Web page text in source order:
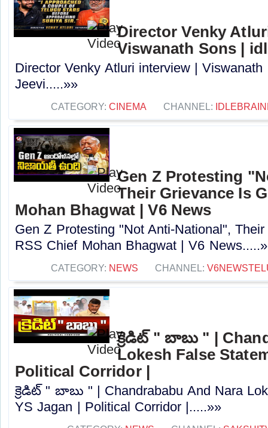
Director Venky
Viswanath Sons |
Director Venky Atluri interview |
Jeevi.....»»
CATEGORY: CINEMA CHANNEL:
Gen Z Protesting
Their Grievance Is
Mohan Bhagwat | V6 News
Gen Z Protesting "Not Anti-National",
RSS Chief Mohan Bhagwat | V6
CATEGORY: NEWS CHANNEL:
క్రెడిట్ " బాబు " |
Lokesh False
Political Corridor |
క్రెడిట్ " బాబు " | Chandrababu And Nara
YS Jagan | Political Corridor |.....»»